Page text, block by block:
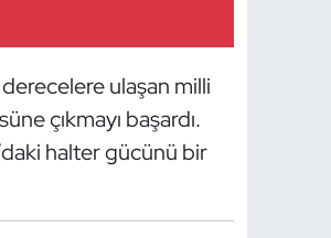
ulaşan milli
çıkmayı başardı.
halter gücünü bir